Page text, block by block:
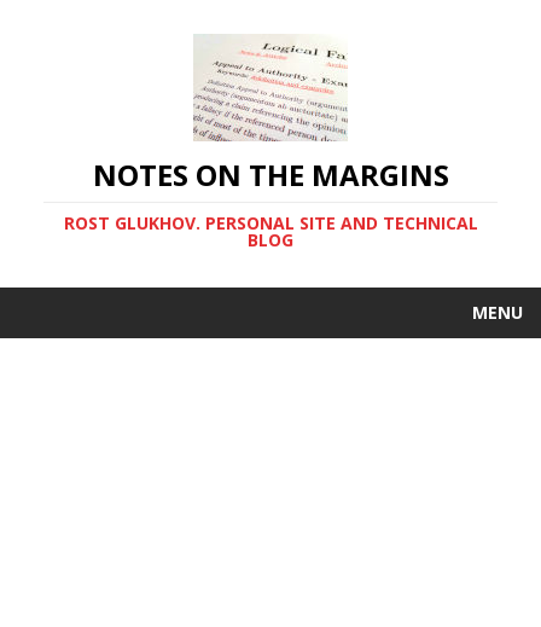
NOTES ON THE MARGINS
ROST GLUKHOV. PERSONAL SITE AND TECHNICAL
BLOG
MENU